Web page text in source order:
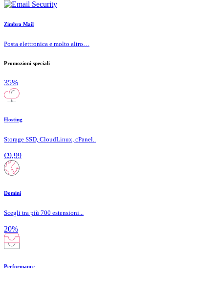
Zimbra Mail
Posta elettronica e molto altro…
Promozioni speciali
35%
Hosting
Storage SSD, CloudLinux, cPanel..
€9,99
Domini
Scegli tra più 700 estensioni...
20%
Performance